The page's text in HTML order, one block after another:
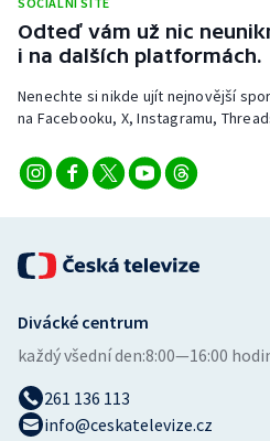
Veslování
Vodní slalom
Volejbal
Odteď vám už nic
i na dalších platformách.
Nenechte si nikde ujít nejnovější
na Facebooku, X, Instagramu,
Divácké centrum
každý všední den:8:00—16:00
261 136 113
info@ceskatelevize.cz